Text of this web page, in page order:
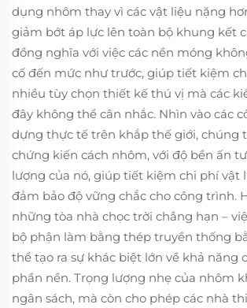
dụng nhôm thay vì các vật liệu nặng
giảm bớt áp lực lên toàn bộ khung kết
đồng nghĩa với việc các nền móng
cố đến mức như trước, giúp tiết kiệm
nhiều tùy chọn thiết kế thú vị mà các
đây không thể cân nhắc. Nhìn vào các
dựng thực tế trên khắp thế giới, chúng
chứng kiến cách nhôm, với độ bền ấn
lượng của nó, giúp tiết kiệm chi phí vật
đảm bảo độ vững chắc cho công trình.
những tòa nhà chọc trời chẳng hạn –
bộ phận làm bằng thép truyền thống
thể tạo ra sự khác biệt lớn về khả năng
phần nền. Trọng lượng nhẹ của nhôm
ngân sách, mà còn cho phép các nhà